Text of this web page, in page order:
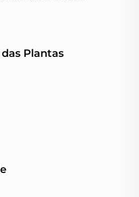
Plantas